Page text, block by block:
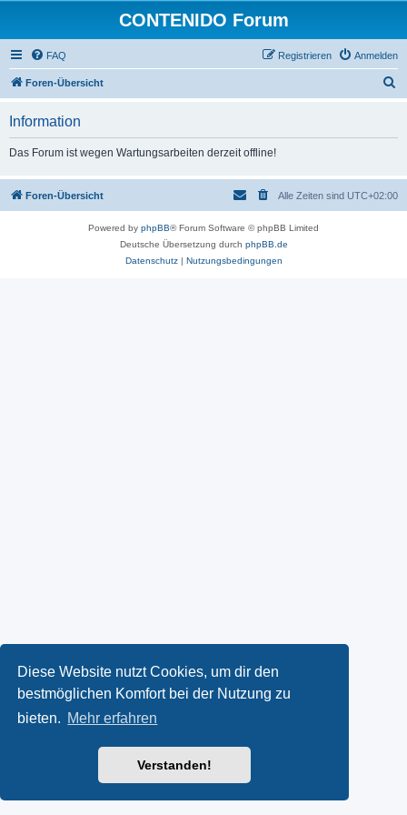
Diese Website nutzt Cookies, um dir den
bestmöglichen Komfort bei der Nutzung zu
bieten. Mehr erfahren
Verstanden!
CONTENIDO Forum
FAQ Anmelden
Registrieren
Foren-Übersicht
Information
Das Forum ist wegen Wartungsarbeiten derzeit offline!
Foren-Übersicht Alle Zeiten sind UTC+02:00
Powered by phpBB® Forum Software © phpBB Limited
Deutsche Übersetzung durch phpBB.de
Datenschutz| Nutzungsbedingungen